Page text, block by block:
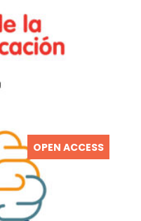
OPEN ACCESS